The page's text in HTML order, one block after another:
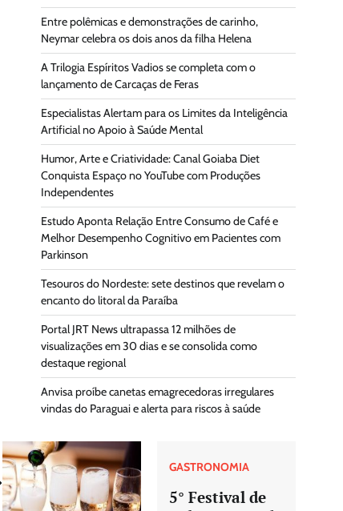
Entre polêmicas e demonstrações de carinho,
Neymar celebra os dois anos da filha Helena
A Trilogia Espíritos Vadios se completa com o
lançamento de Carcaças de Feras
Especialistas Alertam para os Limites da Inteligência
Artificial no Apoio à Saúde Mental
Humor, Arte e Criatividade: Canal Goiaba Diet
Conquista Espaço no YouTube com Produções
Independentes
Estudo Aponta Relação Entre Consumo de Café e
Melhor Desempenho Cognitivo em Pacientes com
Parkinson
Tesouros do Nordeste: sete destinos que revelam o
encanto do litoral da Paraíba
Portal JRT News ultrapassa 12 milhões de
visualizações em 30 dias e se consolida como
destaque regional
Anvisa proíbe canetas emagrecedoras irregulares
vindas do Paraguai e alerta para riscos à saúde
GASTRONOMIA
5° Festival de